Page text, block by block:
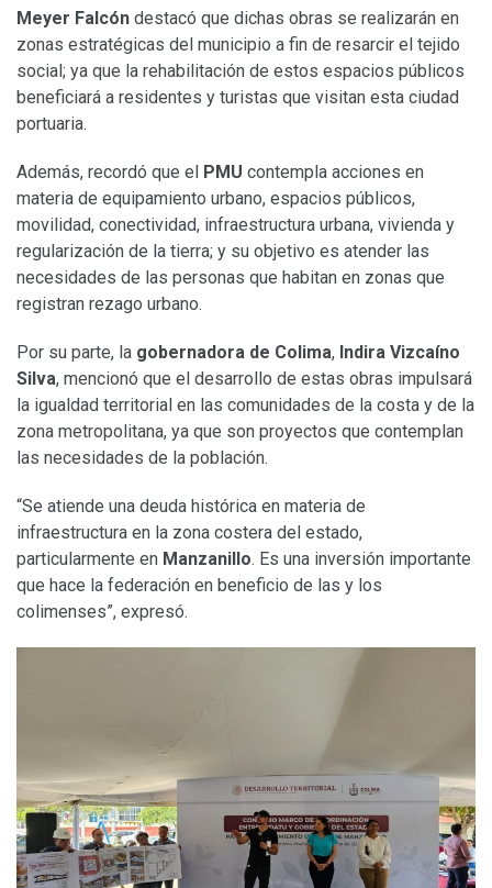
Meyer Falcón destacó que dichas obras se realizarán en
zonas estratégicas del municipio a fin de resarcir el tejido
social; ya que la rehabilitación de estos espacios públicos
beneficiará a residentes y turistas que visitan esta ciudad
portuaria.
Además, recordó que el PMU contempla acciones en
materia de equipamiento urbano, espacios públicos,
movilidad, conectividad, infraestructura urbana, vivienda y
regularización de la tierra; y su objetivo es atender las
necesidades de las personas que habitan en zonas que
registran rezago urbano.
Por su parte, la gobernadora de Colima, Indira Vizcaíno
Silva, mencionó que el desarrollo de estas obras impulsará
la igualdad territorial en las comunidades de la costa y de la
zona metropolitana, ya que son proyectos que contemplan
las necesidades de la población.
“Se atiende una deuda histórica en materia de
infraestructura en la zona costera del estado,
particularmente en Manzanillo. Es una inversión importante
que hace la federación en beneficio de las y los
colimenses”, expresó.